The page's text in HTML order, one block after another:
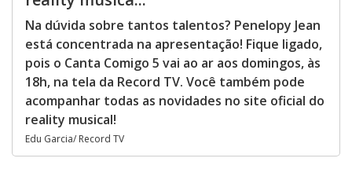
Na dúvida sobre tantos talentos? Penelopy Jean
está concentrada na apresentação! Fique ligado,
pois o Canta Comigo 5 vai ao ar aos domingos, às
18h, na tela da Record TV. Você também pode
acompanhar todas as novidades no site oficial do
reality musical!
Edu Garcia/ Record TV